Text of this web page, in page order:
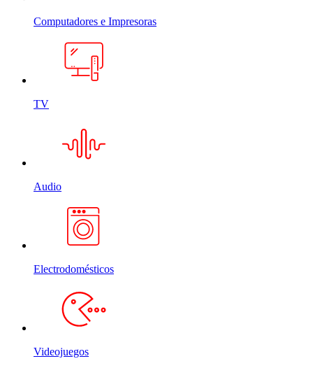
Computadores e Impresoras
TV
Audio
Electrodomésticos
Videojuegos